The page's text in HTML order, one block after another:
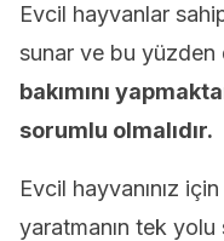
Evcil hayvanlar
sunar ve bu yüzden
bakımını
sorumlu olmalıdır.
Evcil hayvanınız
yaratmanın tek yolu